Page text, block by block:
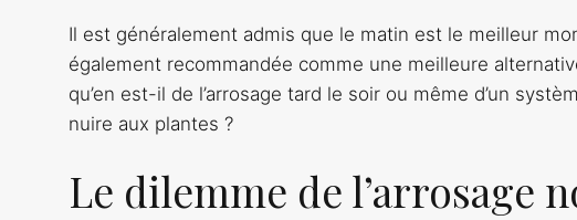
Il est généralement admis que le matin est le meilleur
également recommandée comme une meilleure
qu’en est-il de l’arrosage tard le soir ou même d’un
nuire aux plantes ?
Le dilemme de l’arrosage